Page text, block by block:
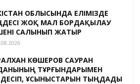
ОБЛЫСЫНДА ЕЛІМІЗДЕ
ЖОҚ МАЛ БОРДАҚЫЛАУ
САЛЫНЫП ЖАТЫР
КӨШЕРОВ САУРАН
ТҰРҒЫНДАРЫМЕН
ҰСЫНЫСТАРЫН ТЫҢДАДЫ